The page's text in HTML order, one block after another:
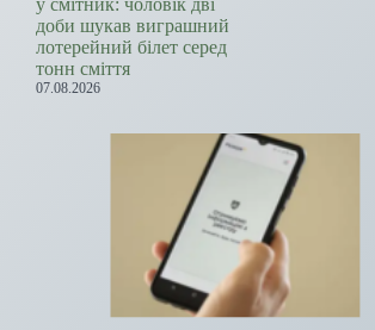
у смітник: чоловік дві
доби шукав виграшний
лотерейний білет серед
тонн сміття
07.08.2026